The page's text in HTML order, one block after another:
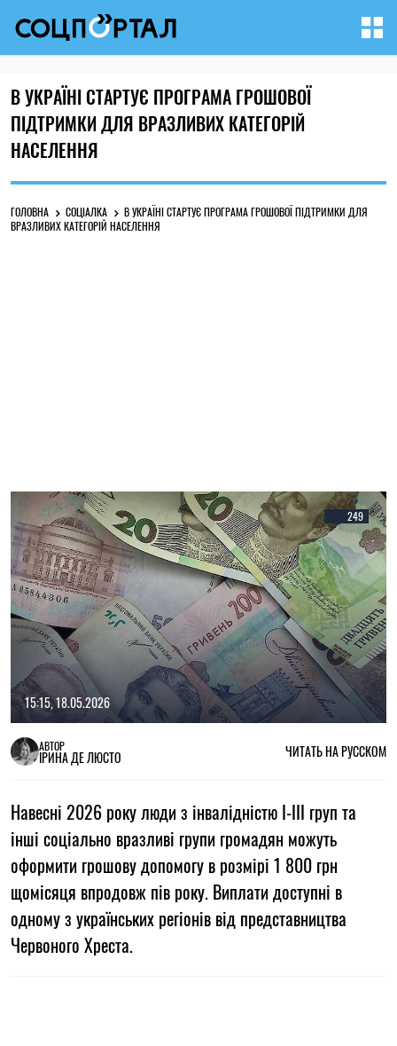
В УКРАЇНІ СТАРТУЄ ПРОГРАМА ГРОШОВОЇ
ПІДТРИМКИ ДЛЯ ВРАЗЛИВИХ КАТЕГОРІЙ
НАСЕЛЕННЯ
ГОЛОВНА СОЦІАЛКА
В УКРАЇНІ СТАРТУЄ ПРОГРАМА ГРОШОВОЇ ПІДТРИМКИ ДЛЯ
ВРАЗЛИВИХ КАТЕГОРІЙ НАСЕЛЕННЯ
249
15:15, 18.05.2026
АВТОР
ІРИНА ДЕ ЛЮСТО ЧИТАТЬ НА РУССКОМ
Навесні 2026 року люди з інвалідністю І-ІІІ груп та
інші соціально вразливі групи громадян можуть
оформити грошову допомогу в розмірі 1 800 грн
щомісяця впродовж пів року. Виплати доступні в
одному з українських регіонів від представництва
Червоного Хреста.